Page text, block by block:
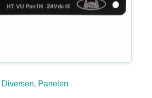
Diversen, Panelen